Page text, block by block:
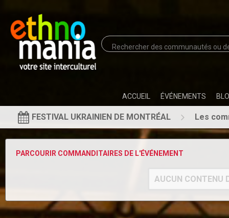
ACCUEIL ÉVÉNEMENTS
FESTIVAL UKRAINIEN DE MONTRÉAL Les
PARCOURIR COMMANDITAIRES DE L'ÉVÉNEMENT
AUCUN CONTENU